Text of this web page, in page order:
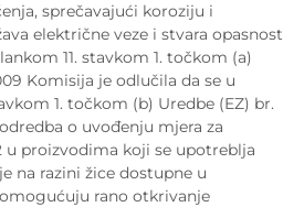
sprečavajući koroziju i
električne veze i stvara opasnost
11. stavkom 1. točkom (a)
Komisija je odlučila da se u
1. točkom (b) Uredbe (EZ) br.
o uvođenju mjera za
u proizvodima koji se upotreblja
na razini žice dostupne u
rano otkrivanje